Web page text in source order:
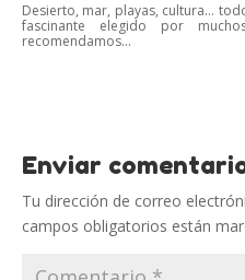
Desierto, mar, playas, cultura…
fascinante elegido por
recomendamos...
Enviar
Tu dirección de correo
campos obligatorios están